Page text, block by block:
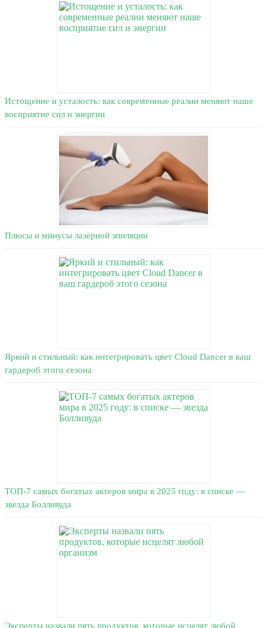
Истощение и усталость: как современные реалии меняют наше
восприятие сил и энергии
Плюсы и минусы лазерной эпиляции
Яркий и стильный: как интегрировать цвет Cloud Dancer в ваш
гардероб этого сезона
ТОП-7 самых богатых актеров мира в 2025 году: в списке —
звезда Болливуда
Эксперты назвали пять продуктов, которые исцелят любой